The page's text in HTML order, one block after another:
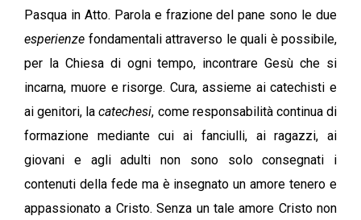
Pasqua in Atto. Parola e frazione del pane sono le due
esperienze fondamentali attraverso le quali è possibile,
per la Chiesa di ogni tempo, incontrare Gesù che si
incarna, muore e risorge. Cura, assieme ai catechisti e
ai genitori, lacatechesi, come responsabilità continua di
formazione mediante cui ai fanciulli, ai ragazzi, ai
giovani e agli adulti non sono solo consegnati i
contenuti della fede ma è insegnato un amore tenero e
appassionato a Cristo. Senza un tale amore Cristo non